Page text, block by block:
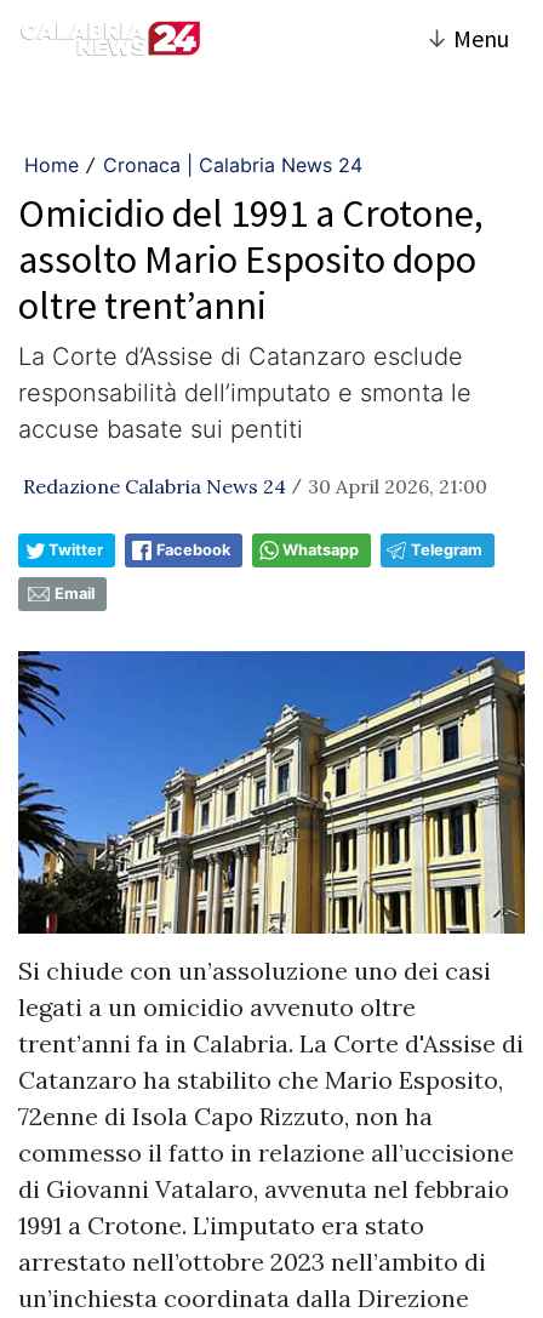
↓ Menu
Home / Cronaca | Calabria News 24
Omicidio del 1991 a Crotone,
assolto Mario Esposito dopo
oltre trent’anni
La Corte d’Assise di Catanzaro esclude
responsabilità dell’imputato e smonta le
accuse basate sui pentiti
Redazione Calabria News 24 / 30 April 2026, 21:00
Twitter Facebook Whatsapp Telegram
Email
Si chiude con un’assoluzione uno dei casi
legati a un omicidio avvenuto oltre
trent’anni fa in Calabria. La Corte d'Assise di
Catanzaro ha stabilito che Mario Esposito,
72enne di Isola Capo Rizzuto, non ha
commesso il fatto in relazione all’uccisione
di Giovanni Vatalaro, avvenuta nel febbraio
1991 a Crotone. L’imputato era stato
arrestato nell’ottobre 2023 nell’ambito di
un’inchiesta coordinata dalla Direzione